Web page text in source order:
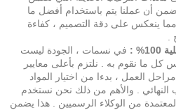
أن عملنا يتم باستخدام أفضل ما
مما ينعكس على دقة التصميم ، كفاءة
:
في نسمات ، الجودة ليست
ما نقوم به . نلتزم بأعلى معايير
العمل ، بدءا من اختيار المواد
النهائي . والأهم من ذلك نحن نستخدم
من الوكلاء الرسميين . هذا يضمن